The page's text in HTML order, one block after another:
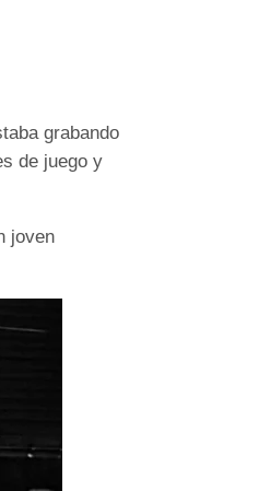
grabando
de juego y
joven